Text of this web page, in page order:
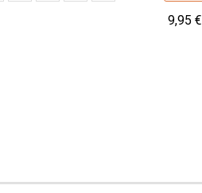
9,95 €